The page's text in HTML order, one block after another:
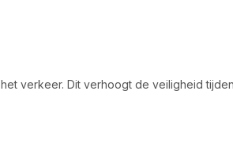
verkeer. Dit verhoogt de veiligheid